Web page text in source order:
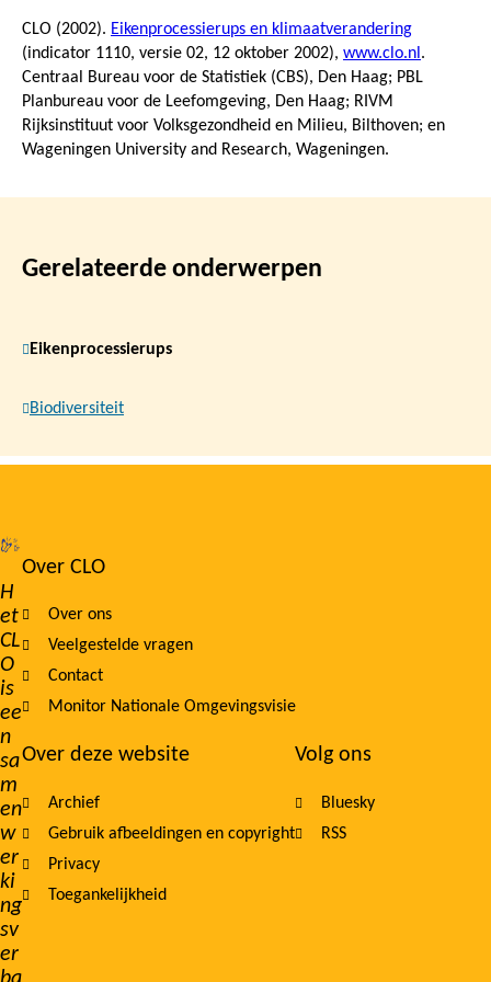
CLO (2002). Eikenprocessierups en klimaatverandering
(indicator 1110, versie 02, 12 oktober 2002), www.clo.nl .
Centraal Bureau voor de Statistiek (CBS), Den Haag; PBL
Planbureau voor de Leefomgeving, Den Haag; RIVM
Rijksinstituut voor Volksgezondheid en Milieu, Bilthoven; en
Wageningen University and Research, Wageningen.
Gerelateerde onderwerpen
Eikenprocessierups
Biodiversiteit
H
et
CL
O
is
ee
n
sa
m
en
w
er
ki
ng
sv
er
Footer
navigation
Over CLO
Over ons
Veelgestelde vragen
Contact
Monitor Nationale Omgevingsvisie
Over deze website
Archief
Gebruik afbeeldingen en copyright
Privacy
Toegankelijkheid
Volg ons
Bluesky
RSS